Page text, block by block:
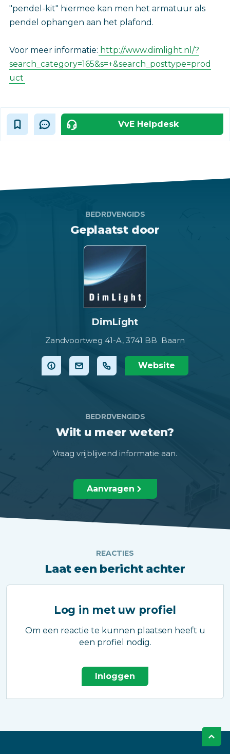
"pendel-kit" hiermee kan men het armatuur als
pendel ophangen aan het plafond.
Voor meer informatie: http://www.dimlight.nl/?
search_category=165&s=+&search_posttype=prod
uct
VvE Helpdesk
BEDRIJVENGIDS
Geplaatst door
DimLight
Zandvoortweg 41-A, 3741 BB Baarn
Website
BEDRIJVENGIDS
Wilt u meer weten?
Vraag vrijblijvend informatie aan.
Aanvragen
REACTIES
Laat een bericht achter
Log in met uw profiel
Om een reactie te kunnen plaatsen heeft u
een profiel nodig.
Inloggen